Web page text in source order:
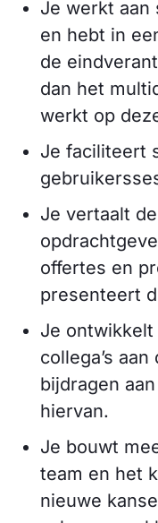
Je werkt aan
en hebt in
de
dan het
werkt op
Je faciliteert
Je vertaalt
offertes en
presenteert
Je
collega’s
bijdragen
hiervan.
Je bouwt
team en het
nieuwe